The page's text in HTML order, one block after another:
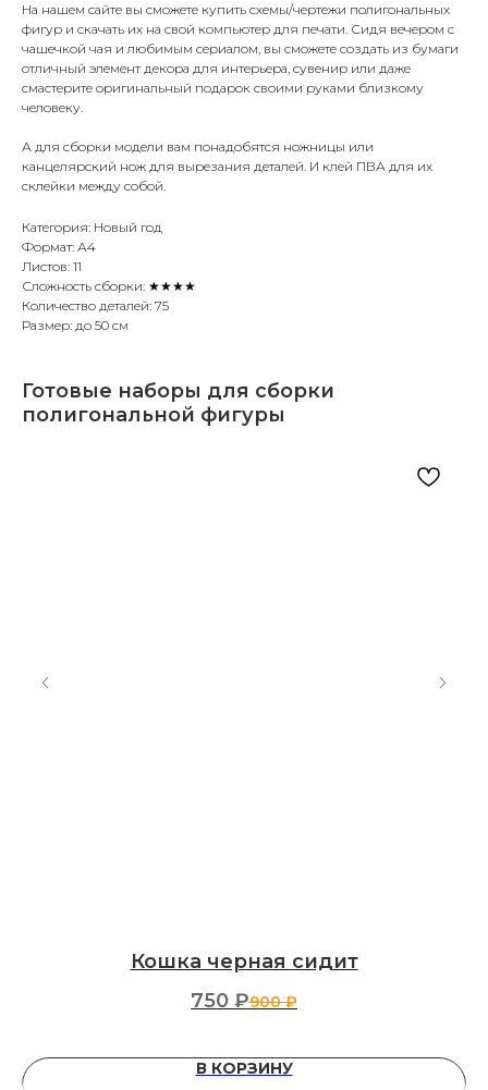
На нашем сайте вы сможете купить схемы/чертежи полигональных
фигур и скачать их на свой компьютер для печати. Сидя вечером с
чашечкой чая и любимым сериалом, вы сможете создать из бумаги
отличный элемент декора для интерьера, сувенир или даже
смастерите оригинальный подарок своими руками близкому
человеку.
А для сборки модели вам понадобятся ножницы или
канцелярский нож для вырезания деталей. И клей ПВА для их
склейки между собой.
Категория: Новый год
Формат: А4
Листов: 11
Сложность сборки: ★★★★
Количество деталей: 75
Размер: до 50 см
Готовые наборы для сборки
полигональной фигуры
Кошка черная сидит
750 ₽900 ₽
В КОРЗИНУ